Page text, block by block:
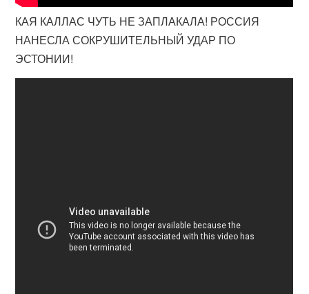
КАЯ КАЛЛАС ЧУТЬ НЕ ЗАПЛАКАЛА! РОССИЯ
НАНЕСЛА СОКРУШИТЕЛЬНЫЙ УДАР ПО
ЭСТОНИИ!